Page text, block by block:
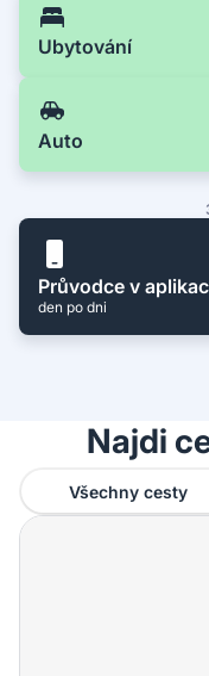
Ubytování
Auto
Průvodce v
den po dni
Najdi
Všechny cesty